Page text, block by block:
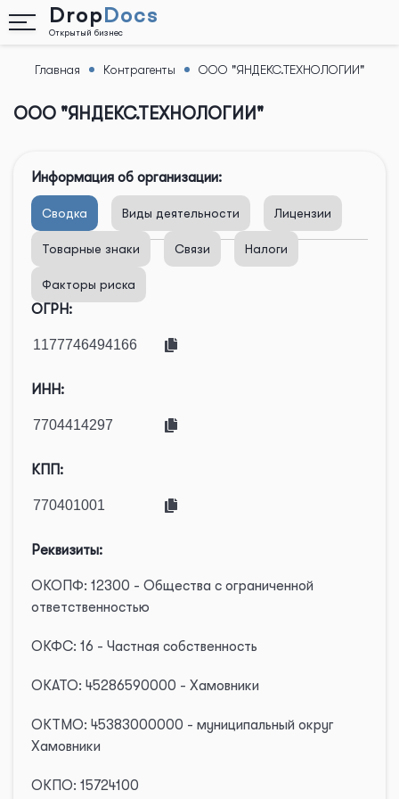
DropDocs
Открытый бизнес
Назад
Главная Контрагенты ООО "ЯНДЕКС.ТЕХНОЛОГИИ"
ООО "ЯНДЕКС.ТЕХНОЛОГИИ"
Информация об организации:
Сводка Виды деятельности Лицензии
Товарные знаки Связи Налоги
Факторы риска
ОГРН:
ИНН:
КПП:
Реквизиты:
ОКОПФ: 12300 - Общества с ограниченной
ответственностью
ОКФС: 16 - Частная собственность
ОКАТО: 45286590000 - Хамовники
ОКТМО: 45383000000 - муниципальный округ
Хамовники
ОКПО: 15724100